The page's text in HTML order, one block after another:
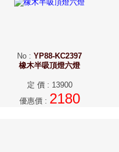
No : YP88-KC2397
橡木半吸頂燈六燈
定 價: 13900
優惠價: 2180